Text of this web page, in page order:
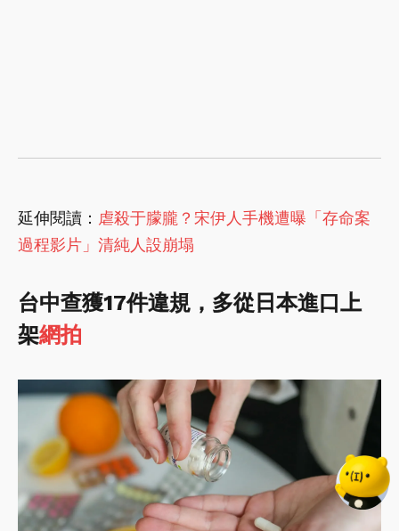
延伸閱讀： 虐殺于朦朧？宋伊人手機遭曝「存命案
過程影片」清純人設崩塌
台中查獲17件違規，多從日本進口上
架網拍